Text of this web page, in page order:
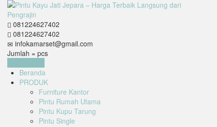
081224627402
081224627402
infokamarset@gmail.com
Jumlah = pcs
Beranda
PRODUK
Furniture Kantor
Pintu Rumah Utama
Pintu Kupu Tarung
Pintu Single